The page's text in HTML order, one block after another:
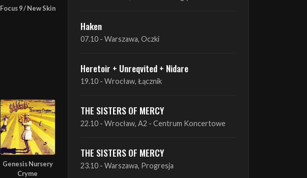
Focus 9 / New Skin
Genesis Nursery
Cryme
Heretoir + Unreqvited + Nidare
19.10 - Wrocław, Łącznik
THE SISTERS OF MERCY
22.10 - Wrocław, A2 - Centrum Koncertowe
THE SISTERS OF MERCY
23.10 - Warszawa, Progresja
Lone Assembly
13.11 - Poznań, Pod Minogą